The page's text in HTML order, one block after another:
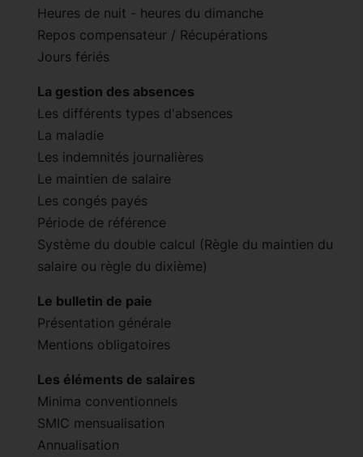
Heures de nuit - heures du dimanche
Repos compensateur / Récupérations
Jours fériés
La gestion des absences
Les différents types d'absences
La maladie
Les indemnités journalières
Le maintien de salaire
Les congés payés
Période de référence
Système du double calcul (Règle du maintien du
salaire ou règle du dixième)
Le bulletin de paie
Présentation générale
Mentions obligatoires
Les éléments de salaires
Minima conventionnels
SMIC mensualisation
Annualisation